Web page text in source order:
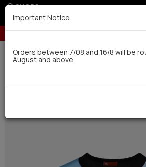
SHOPS
Up to 3 interest-free installments with credit
Delivery in 7-9 working days
Important Notice
Orders between 7/08 and 16/8 will be
August and above